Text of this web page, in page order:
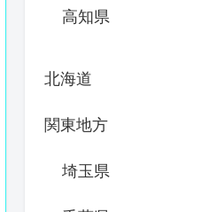
高知県
北海道
関東地方
埼玉県